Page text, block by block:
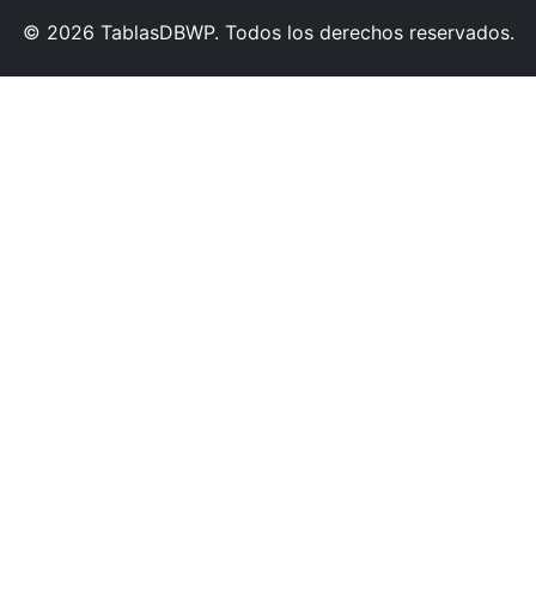
© 2026 TablasDBWP. Todos los derechos reservados.